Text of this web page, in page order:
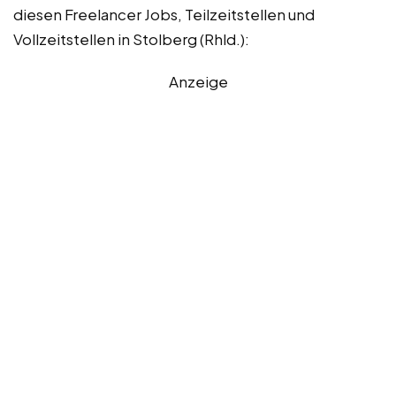
diesen Freelancer Jobs, Teilzeitstellen und
Vollzeitstellen in Stolberg (Rhld.):
Anzeige